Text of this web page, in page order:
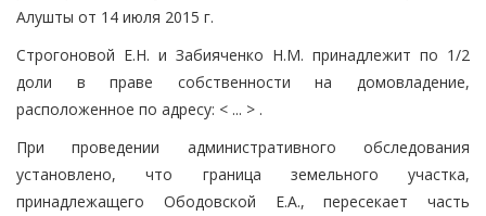
Алушты от 14 июля 2015 г.
Строгоновой Е.Н. и Забияченко Н.М. принадлежит по 1/2
доли в праве собственности на домовладение,
расположенное по адресу: < ... > .
При проведении административного обследования
установлено, что граница земельного участка,
принадлежащего Ободовской Е.А., пересекает часть